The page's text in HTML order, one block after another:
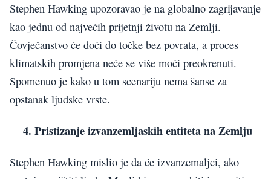
Stephen Hawking upozoravao je na globalno zagrijavanje
kao jednu od najvećih prijetnji životu na Zemlji.
Čovječanstvo će doći do točke bez povrata, a proces
klimatskih promjena neće se više moći preokrenuti.
Spomenuo je kako u tom scenariju nema šanse za
opstanak ljudske vrste.
4. Pristizanje izvanzemljaskih entiteta na Zemlju
Stephen Hawking mislio je da će izvanzemaljci, ako